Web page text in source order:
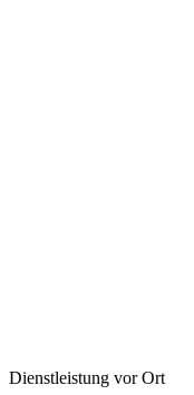
Dienstleistung vor Ort